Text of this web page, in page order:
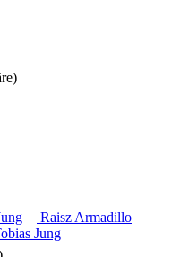
Raisz Armadillo
Jung